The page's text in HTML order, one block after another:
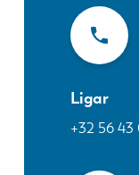
Ligar
+32 56 43
Contacte-nos